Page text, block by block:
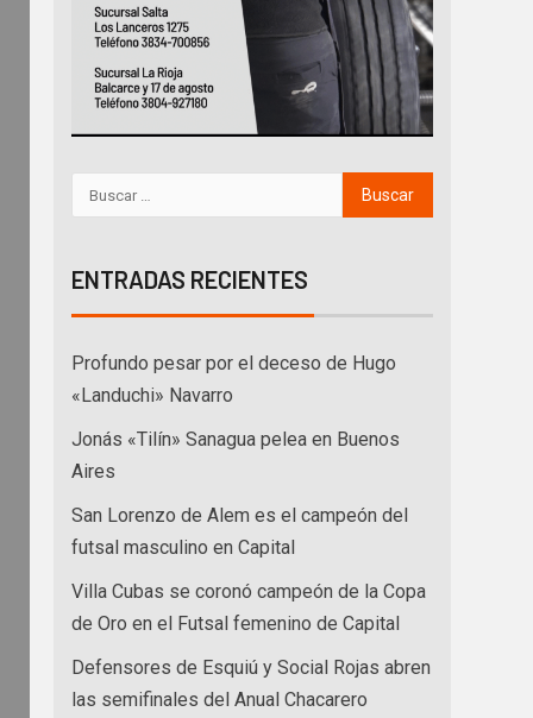
ENTRADAS RECIENTES
Profundo pesar por el deceso de Hugo
«Landuchi» Navarro
Jonás «Tilín» Sanagua pelea en Buenos
Aires
San Lorenzo de Alem es el campeón del
futsal masculino en Capital
Villa Cubas se coronó campeón de la Copa
de Oro en el Futsal femenino de Capital
Defensores de Esquiú y Social Rojas abren
las semifinales del Anual Chacarero